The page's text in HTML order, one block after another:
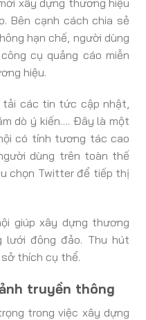
Bên cạnh cách chia sẻ
hạn chế, người dùng
cụ quảng cáo miễn
hiệu.
các tin tức cập nhật,
dò ý kiến…. Đây là một
có tính tương tác cao
dùng trên toàn thế
chọn Twitter để tiếp thị
giúp xây dựng thương
đông đảo. Thu hút
thích cụ thể.
truyền thông
trong việc xây dựng